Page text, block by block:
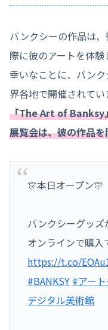
バンクシーの作品は
際に彼のアートを体験
幸いなことに、バン
界各地で開催されてい
「The Art of Banksy
展覧会は、彼の作品
🎊本日オープン🎊
バンクシーグッズ
オンラインで購入
https://t.co/
#BANKSY #アー
デジタル美術館